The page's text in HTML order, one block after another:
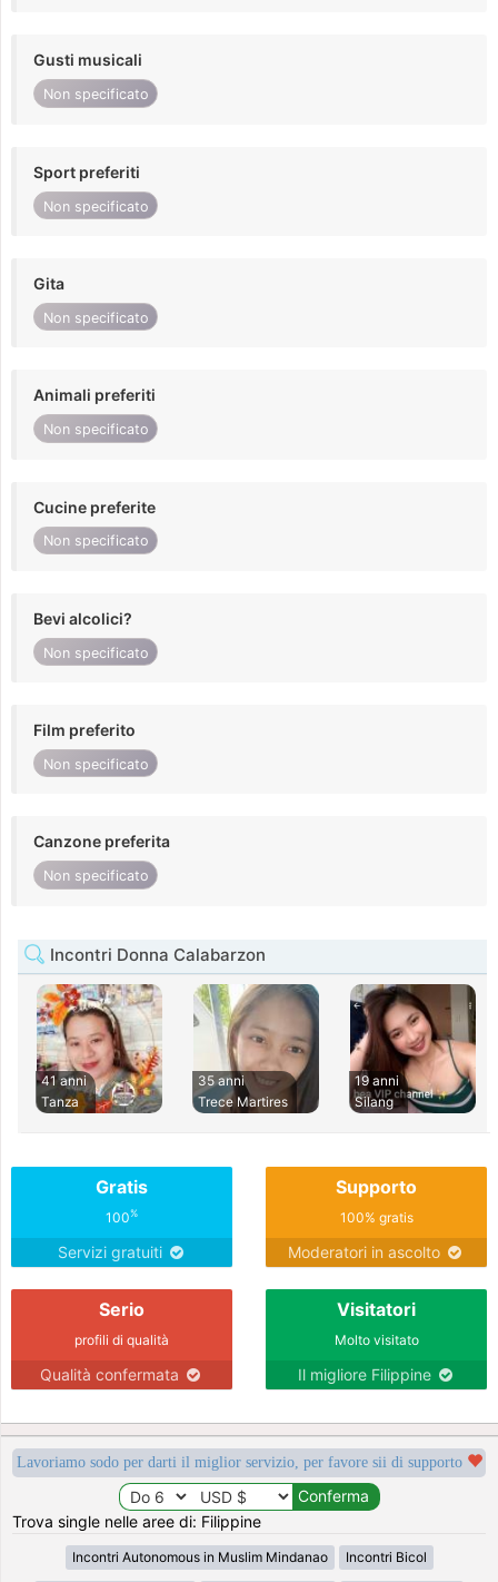
Gusti musicali
Non specificato
Sport preferiti
Non specificato
Gita
Non specificato
Animali preferiti
Non specificato
Cucine preferite
Non specificato
Bevi alcolici?
Non specificato
Film preferito
Non specificato
Canzone preferita
Non specificato
Incontri Donna Calabarzon
41 anni
Tanza
35 anni
Trece Martires
19 anni
Silang
Gratis
100%
Servizi gratuiti
Supporto
100% gratis
Moderatori in ascolto
Serio
profili di qualità
Qualità confermata
Visitatori
Molto visitato
Il migliore Filippine
Lavoriamo sodo per darti il miglior servizio, per favore sii di supporto
Trova single nelle aree di: Filippine
Incontri Autonomous in Muslim Mindanao Incontri Bicol